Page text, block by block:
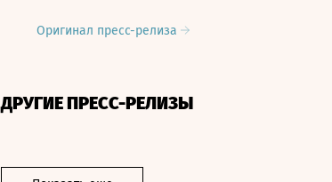
Оригинал пресс-релиза
ДРУГИЕ ПРЕСС-РЕЛИЗЫ